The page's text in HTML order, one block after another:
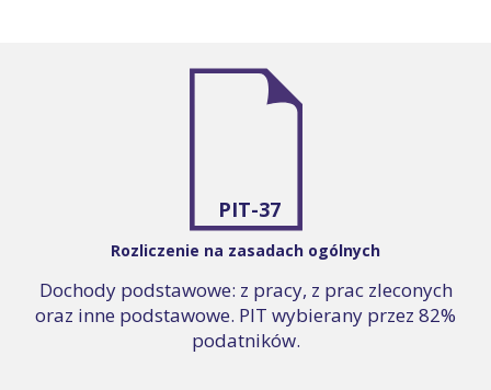
PIT-37
Rozliczenie na zasadach ogólnych
Dochody podstawowe: z pracy, z prac zleconych
oraz inne podstawowe. PIT wybierany przez 82%
podatników.